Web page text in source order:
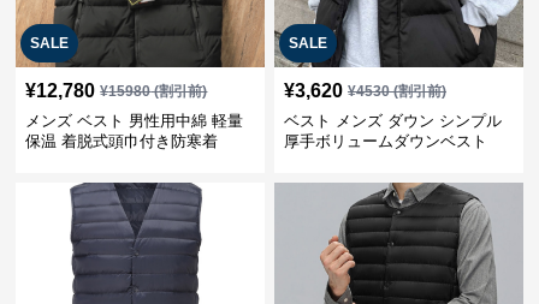
SALE
¥12,780 ¥15980(割引前)
メンズ ベスト 男性用中綿 軽量
保温 着脱式頭巾付き防寒着
SALE
¥3,620 ¥4530(割引前)
ベスト メンズ ダウン シンプル
厚手ボリュームダウンベスト